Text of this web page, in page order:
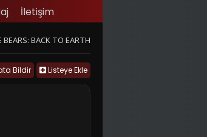
İletişim
BEARS: BACK TO EARTH
Listeye Ekle
Bildir